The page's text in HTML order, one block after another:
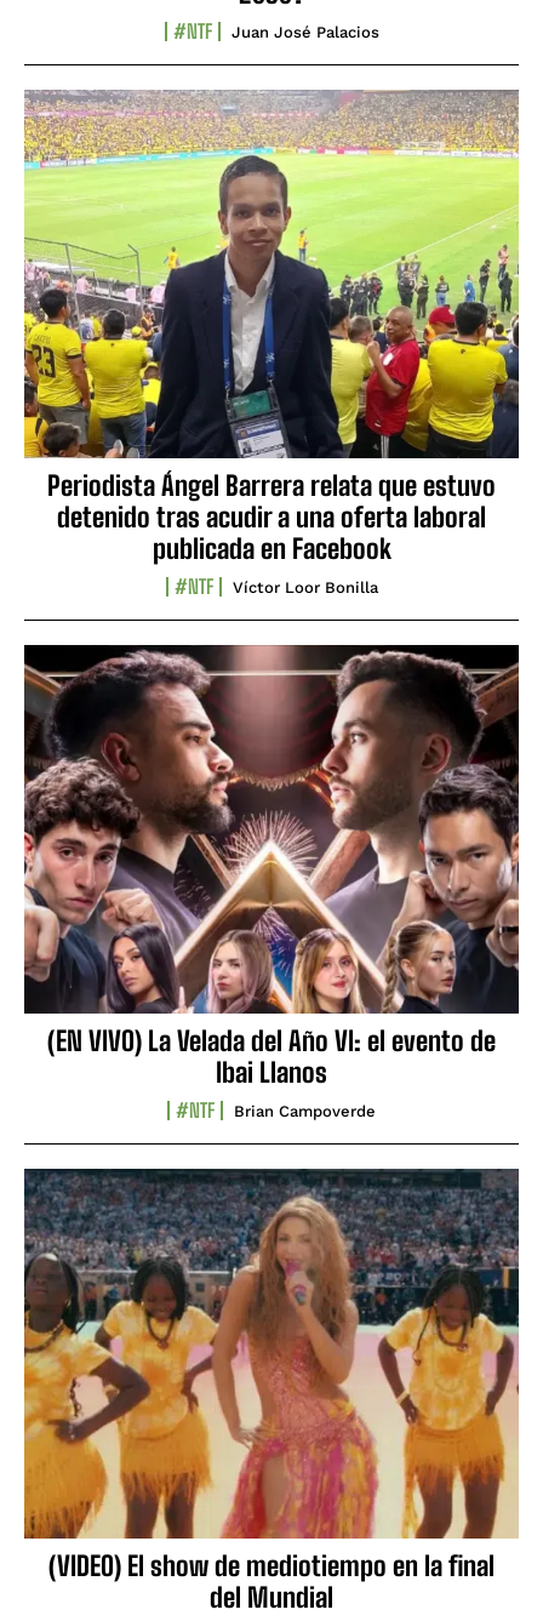
#NTF Juan José Palacios
Periodista Ángel Barrera relata que estuvo
detenido tras acudir a una oferta laboral
publicada en Facebook
#NTF Víctor Loor Bonilla
(EN VIVO) La Velada del Año VI: el evento de
Ibai Llanos
#NTF Brian Campoverde
(VIDEO) El show de mediotiempo en la final
del Mundial